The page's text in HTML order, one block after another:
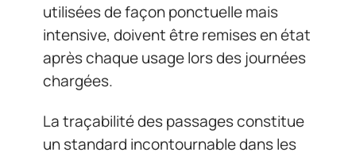
utilisées de façon ponctuelle mais
intensive, doivent être remises en état
après chaque usage lors des journées
chargées.
La traçabilité des passages constitue
un standard incontournable dans les